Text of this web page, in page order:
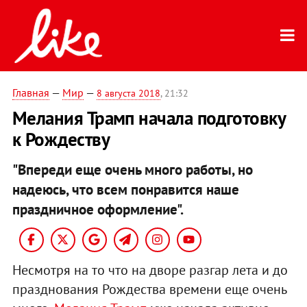
Главная — Мир — 8 августа 2018, 21:32
Мелания Трамп начала подготовку
к Рождеству
"Впереди еще очень много работы, но
надеюсь, что всем понравится наше
праздничное оформление".
Несмотря на то что на дворе разгар лета и до
празднования Рождества времени еще очень